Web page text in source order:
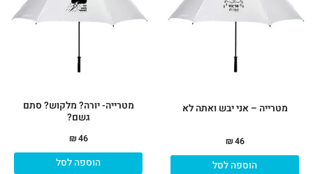
מטרייה – אני יבש ואתה לא
₪46
הוספה לסל
מטרייה- יורה? מלקוש? סתם
גשם?
₪46
הוספה לסל